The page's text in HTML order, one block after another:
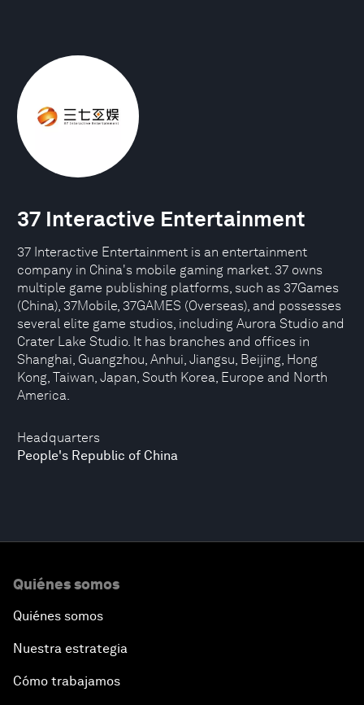
Headquarters
People's Republic of China
37 Interactive Entertainment
37 Interactive Entertainment is an entertainment
company in China's mobile gaming market. 37 owns
multiple game publishing platforms, such as 37Games
(China), 37Mobile, 37GAMES (Overseas), and possesses
several elite game studios, including Aurora Studio and
Crater Lake Studio. It has branches and offices in
Shanghai, Guangzhou, Anhui, Jiangsu, Beijing, Hong
Kong, Taiwan, Japan, South Korea, Europe and North
America.
Quiénes somos
Quiénes somos
Nuestra estrategia
Cómo trabajamos